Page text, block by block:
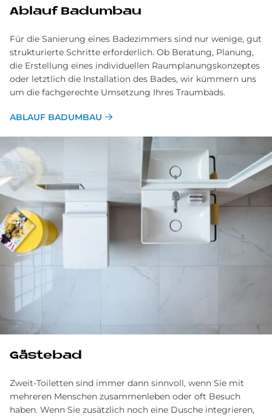
Ablauf Badumbau
Für die Sanierung eines Badezimmers sind nur wenige, gut
strukturierte Schritte erforderlich. Ob Beratung, Planung,
die Erstellung eines individuellen Raumplanungskonzeptes
oder letztlich die Installation des Bades, wir kümmern uns
um die fachgerechte Umsetzung Ihres Traumbads.
ABLAUF BADUMBAU
Gästebad
Zweit-Toiletten sind immer dann sinnvoll, wenn Sie mit
mehreren Menschen zusammenleben oder oft Besuch
haben. Wenn Sie zusätzlich noch eine Dusche integrieren,